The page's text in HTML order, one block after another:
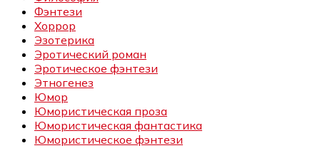
Фэнтези
Хоррор
Эзотерика
Эротический роман
Эротическое фэнтези
Этногенез
Юмор
Юмористическая проза
Юмористическая фантастика
Юмористическое фэнтези